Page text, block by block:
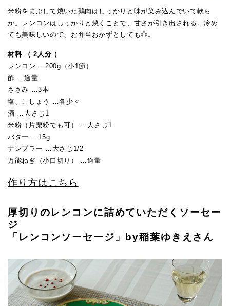
米粉をまぶして焼いた鶏肉はしっかりと味が染み込んでいて軟ら
か。レンコンはしっかりと焼くことで、甘さが引き出される。冷め
ても美味しいので、お弁当おかずとしても◎。
材料 （ 2人分 ）
レンコン …200g（小1節）
酢 …適量
ささみ …3本
塩、こしょう …各少々
酒 …大さじ1
米粉（片栗粉でも可） …大さじ1
バター …15g
ナンプラー …大さじ1/2
万能ねぎ（小口切り） …適量
作り方はこちら
厚切りのレンコンに詰めていただくソーセー
ジ
「レンコンソーセージ」by稲葉ゆきえさん